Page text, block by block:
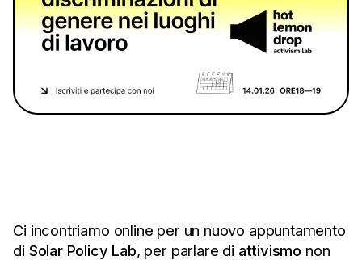
Ci incontriamo online per un nuovo appuntamento
di Solar Policy Lab, per parlare di attivismo non